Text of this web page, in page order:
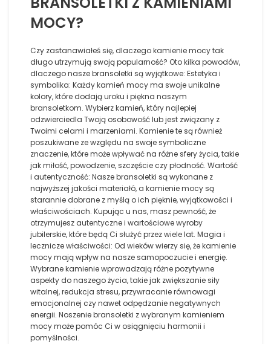
MOCY?
Czy zastanawiałeś się, dlaczego kamienie mocy tak
długo utrzymują swoją popularność? Oto kilka powodów,
dlaczego nasze bransoletki są wyjątkowe: Estetyka i
symbolika: Każdy kamień mocy ma swoje unikalne
kolory, które dodają uroku i piękna naszym
bransoletkom. Wybierz kamień, który najlepiej
odzwierciedla Twoją osobowość lub jest związany z
Twoimi celami i marzeniami. Kamienie te są również
poszukiwane ze względu na swoje symboliczne
znaczenie, które może wpływać na różne sfery życia, takie
jak miłość, powodzenie, szczęście czy płodność. Wartość
i autentyczność: Nasze bransoletki są wykonane z
najwyższej jakości materiałó, a kamienie mocy są
starannie dobrane z myślą o ich pięknie, wyjątkowości i
właściwościach. Kupując u nas, masz pewność, że
otrzymujesz autentyczne i wartościowe wyroby
jubilerskie, które będą Ci służyć przez wiele lat. Magia i
lecznicze właściwości: Od wieków wierzy się, że kamienie
mocy mają wpływ na nasze samopoczucie i energię.
Wybrane kamienie wprowadzają różne pozytywne
aspekty do naszego życia, takie jak zwiększanie siły
witalnej, redukcja stresu, przywracanie równowagi
emocjonalnej czy nawet odpędzanie negatywnych
energii. Noszenie bransoletki z wybranym kamieniem
mocy może pomóc Ci w osiągnięciu harmonii i
pomyślności.